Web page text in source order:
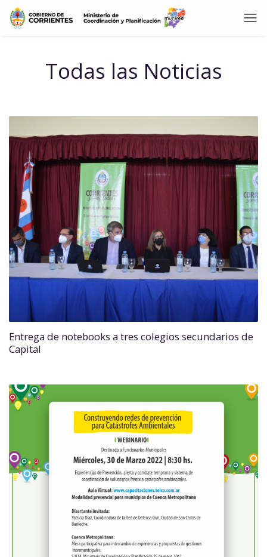
Todas las Noticias
Entrega de notebooks a tres colegios secundarios de
Capital